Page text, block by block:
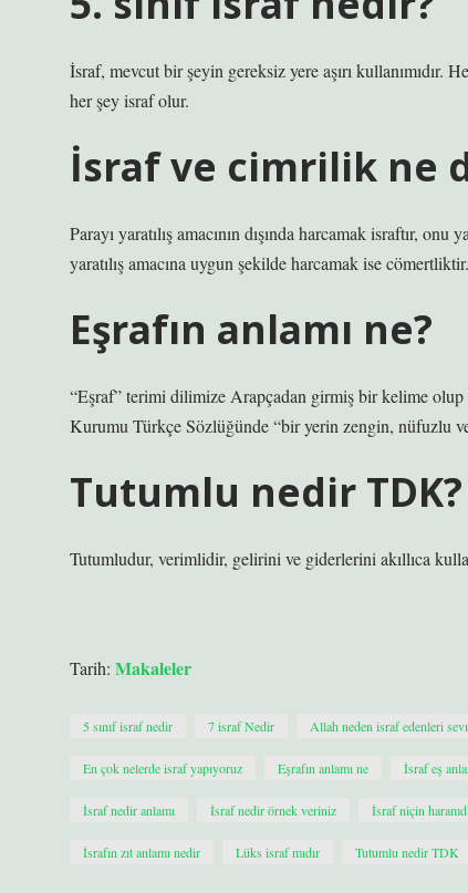
İsraf, mevcut bir şeyin gereksiz yere aşırı
her şey israf olur.
İsraf ve cimrilik ne
Parayı yaratılış amacının dışında harcamak israftır,
yaratılış amacına uygun şekilde harcamak ise cömertliktir.
Eşrafın anlamı ne?
“Eşraf” terimi dilimize Arapçadan girmiş bir kelime
Kurumu Türkçe Sözlüğünde “bir yerin zengin, nüfuzlu
Tutumlu nedir TDK?
Tutumludur, verimlidir, gelirini ve giderlerini akıllıca
Tarih: Makaleler
5 sınıf israf nedir 7 israf Nedir Allah neden israf edenleri
En çok nelerde israf yapıyoruz Eşrafın anlamı ne İsraf eş
İsraf nedir anlamı İsraf nedir örnek veriniz İsraf niçin
İsrafın zıt anlamı nedir Lüks israf mıdır Tutumlu nedir TDK